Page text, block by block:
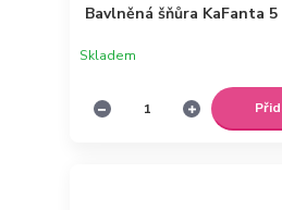
Bavlněná šňůra KaFanta
Skladem